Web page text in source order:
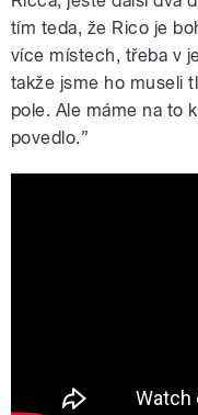
tím teda, že Rico je
více místech, třeba v
takže jsme ho museli
pole. Ale máme na to
povedlo.”